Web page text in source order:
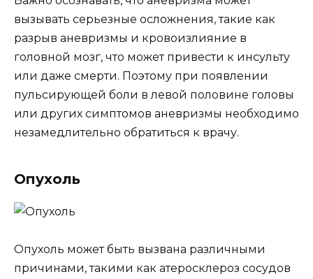
вызывать серьезные осложнения, такие как
разрыв аневризмы и кровоизлияние в
головной мозг, что может привести к инсульту
или даже смерти. Поэтому при появлении
пульсирующей боли в левой половине головы
или других симптомов аневризмы необходимо
незамедлительно обратиться к врачу.
Опухоль
Опухоль может быть вызвана различными
причинами, такими как атеросклероз сосудов